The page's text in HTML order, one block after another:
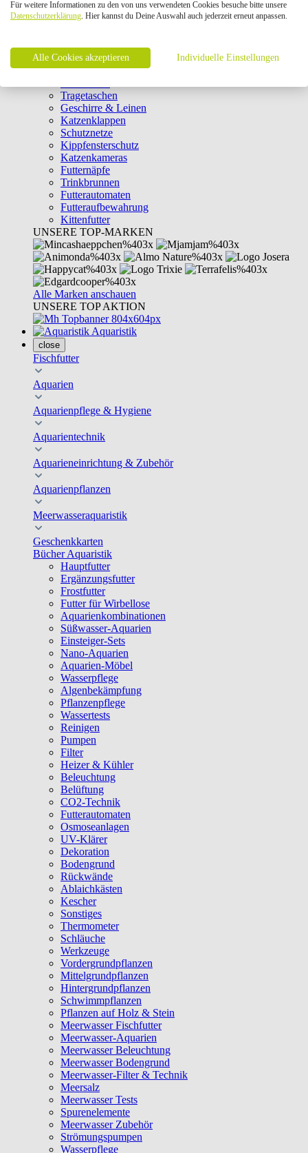
Intelligenzspielzeug
Laserpointer & Elektrospielzeug
Clicker & Target Sticks für Katzen
Weiteres Katzenspielzeug
Transportboxen
Tragetaschen
Geschirre & Leinen
Katzenklappen
Schutznetze
Kippfensterschutz
Katzenkameras
Futternäpfe
Trinkbrunnen
Futterautomaten
Futteraufbewahrung
Kittenfutter
UNSERE TOP-MARKEN
Alle Marken anschauen
UNSERE TOP AKTION
Aquaristik
close
Fischfutter
Aquarien
Aquarienpflege & Hygiene
Aquarientechnik
Aquarieneinrichtung & Zubehör
Aquarienpflanzen
Meerwasseraquaristik
Geschenkkarten
Bücher Aquaristik
Hauptfutter
Ergänzungsfutter
Frostfutter
Futter für Wirbellose
Aquarienkombinationen
Süßwasser-Aquarien
Einsteiger-Sets
Nano-Aquarien
Aquarien-Möbel
Wasserpflege
Algenbekämpfung
Pflanzenpflege
Wassertests
Reinigen
Pumpen
Filter
Heizer & Kühler
Beleuchtung
Belüftung
CO2-Technik
Futterautomaten
Osmoseanlagen
UV-Klärer
Dekoration
Bodengrund
Rückwände
Ablaichkästen
Kescher
Sonstiges
Thermometer
Schläuche
Werkzeuge
Vordergrundpflanzen
Mittelgrundpflanzen
Hintergrundpflanzen
Schwimmpflanzen
Pflanzen auf Holz & Stein
Meerwasser Fischfutter
Meerwasser-Aquarien
Meerwasser Beleuchtung
Meerwasser Bodengrund
Meerwasser-Filter & Technik
Meersalz
Meerwasser Tests
Spurenelemente
Meerwasser Zubehör
Strömungspumpen
Wasserpflege
Für weitere Informationen zu den von uns verwendeten Cookies besuche bitte unsere
Datenschutzerklärung. Hier kannst du Deine Auswahl auch jederzeit erneut anpassen.
Alle Cookies akzeptieren Individuelle Einstellungen